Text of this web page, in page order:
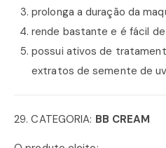
prolonga a duração da
rende bastante e é fácil de
possui ativos de
extratos de semente de
29. CATEGORIA: BB CREAM